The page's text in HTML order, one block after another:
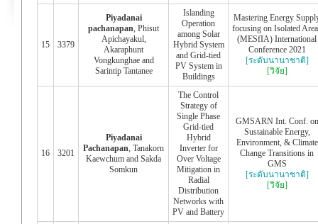
15 3379
Piyadanai
pachanapan , Phisut
Apichayakul,
Akaraphunt
Vongkunghae and
Sarintip Tantanee
Islanding
Operation
among Solar
Hybrid System
and Grid-tied
PV System in
Buildings
Mastering Energy
focusing on Isolated
(MESfIA) International
Conference 2021
[ระดับนานาชาติ]
[วิจัย]
16 3201
Piyadanai
Pachanapan , Tanakorn
Kaewchum and Sakda
Somkun
The Control
Strategy of
Single Phase
Grid-tied
Hybrid
Inverter for
Over Voltage
Mitigation in
Radial
Distribution
Networks with
PV and Battery
GMSARN Int. Conf. on
Sustainable Energy,
Environment, & Climate
Change Transitions in
GMS
[ระดับนานาชาติ]
[วิจัย]